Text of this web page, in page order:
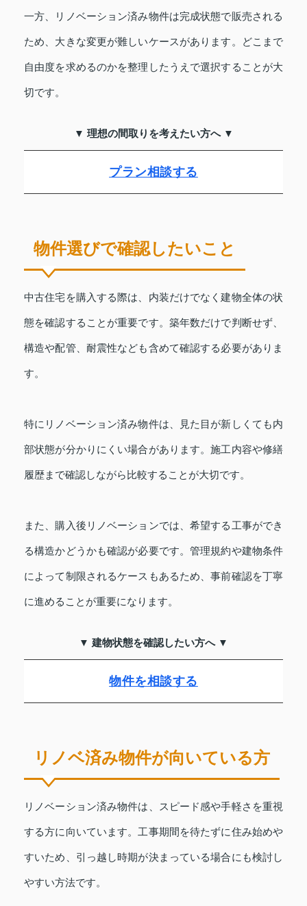
一方、リノベーション済み物件は完成状態で販売される
ため、大きな変更が難しいケースがあります。どこまで
自由度を求めるのかを整理したうえで選択することが大
切です。
▼ 理想の間取りを考えたい方へ ▼
プラン相談する
物件選びで確認したいこと
中古住宅を購入する際は、内装だけでなく建物全体の状
態を確認することが重要です。築年数だけで判断せず、
構造や配管、耐震性なども含めて確認する必要がありま
す。
特にリノベーション済み物件は、見た目が新しくても内
部状態が分かりにくい場合があります。施工内容や修繕
履歴まで確認しながら比較することが大切です。
また、購入後リノベーションでは、希望する工事ができ
る構造かどうかも確認が必要です。管理規約や建物条件
によって制限されるケースもあるため、事前確認を丁寧
に進めることが重要になります。
▼ 建物状態を確認したい方へ ▼
物件を相談する
リノベ済み物件が向いている方
リノベーション済み物件は、スピード感や手軽さを重視
する方に向いています。工事期間を待たずに住み始めや
すいため、引っ越し時期が決まっている場合にも検討し
やすい方法です。